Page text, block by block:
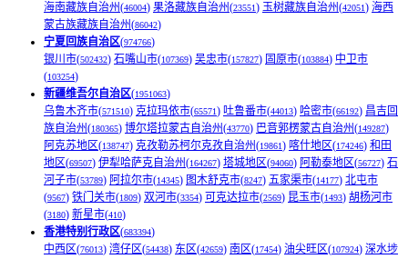
海南藏族自治州(46004) 果洛藏族自治州(23551) 玉树藏族自治州(42051) 海西
蒙古族藏族自治州(86042)
宁夏回族自治区(974766)
银川市(502432) 石嘴山市(107369) 吴忠市(157827) 固原市(103884) 中卫市
(103254)
新疆维吾尔自治区(1951063)
乌鲁木齐市(571510) 克拉玛依市(65571) 吐鲁番市(44013) 哈密市(66192) 昌吉回
族自治州(180365) 博尔塔拉蒙古自治州(43770) 巴音郭楞蒙古自治州(149287)
阿克苏地区(138747) 克孜勒苏柯尔克孜自治州(19861) 喀什地区(174246) 和田
地区(69507) 伊犁哈萨克自治州(164267) 塔城地区(94060) 阿勒泰地区(56727) 石
河子市(53789) 阿拉尔市(14345) 图木舒克市(8247) 五家渠市(14177) 北屯市
(9567) 铁门关市(1809) 双河市(3354) 可克达拉市(2569) 昆玉市(1493) 胡杨河市
(3180) 新星市(410)
香港特别行政区(683394)
中西区(76013) 湾仔区(54438) 东区(42659) 南区(17454) 油尖旺区(107924) 深水埗